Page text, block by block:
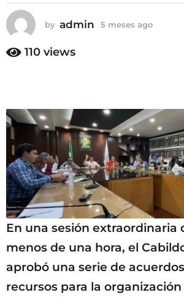
g
o
by admin 5 meses ago
o
110 views
En una sesión extraordinaria
menos de una hora, el
aprobó una serie de
recursos para la organización